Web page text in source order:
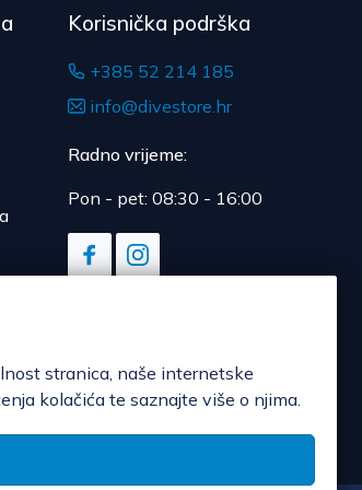
stranica, naše internetske
kolačića te saznajte više o njima.
Korisnička podrška
+385 52 214 185
info@divestore.hr
Radno vrijeme:
Pon - pet: 08:30 - 16:00